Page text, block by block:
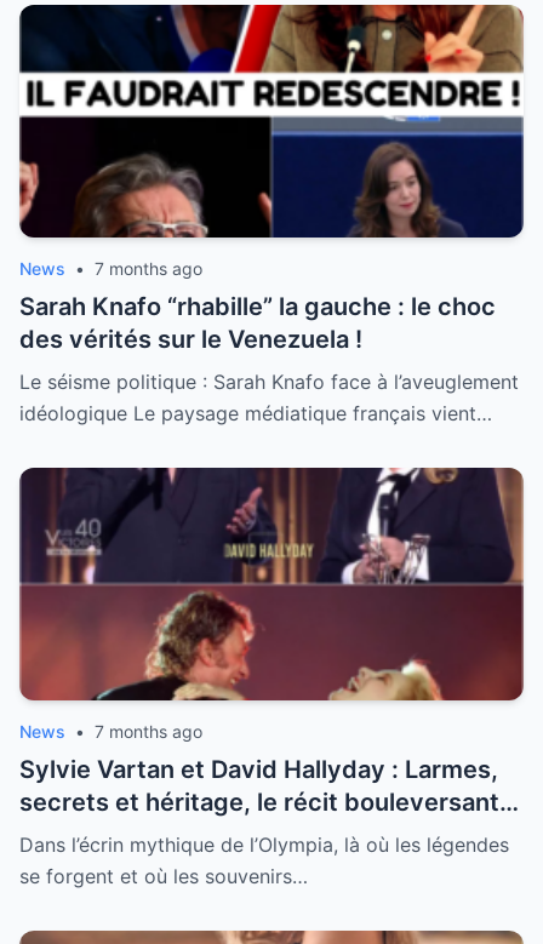
News • 7 months ago
Sarah Knafo “rhabille” la gauche : le choc
des vérités sur le Venezuela !
Le séisme politique : Sarah Knafo face à l’aveuglement
idéologique Le paysage médiatique français vient…
News • 7 months ago
Sylvie Vartan et David Hallyday : Larmes,
secrets et héritage, le récit bouleversant
d’un hommage historique à Johnny à
l’Olympia
Dans l’écrin mythique de l’Olympia, là où les légendes
se forgent et où les souvenirs…